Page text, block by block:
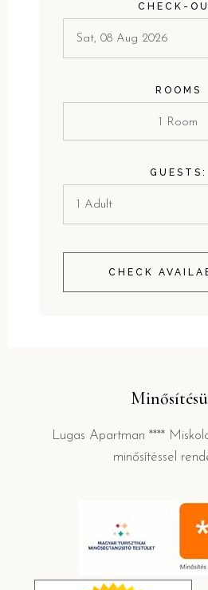
CHECK-
ROOMS
1 Room
GUESTS:
CHECK
Lugas Apartman ****
minősítéssel